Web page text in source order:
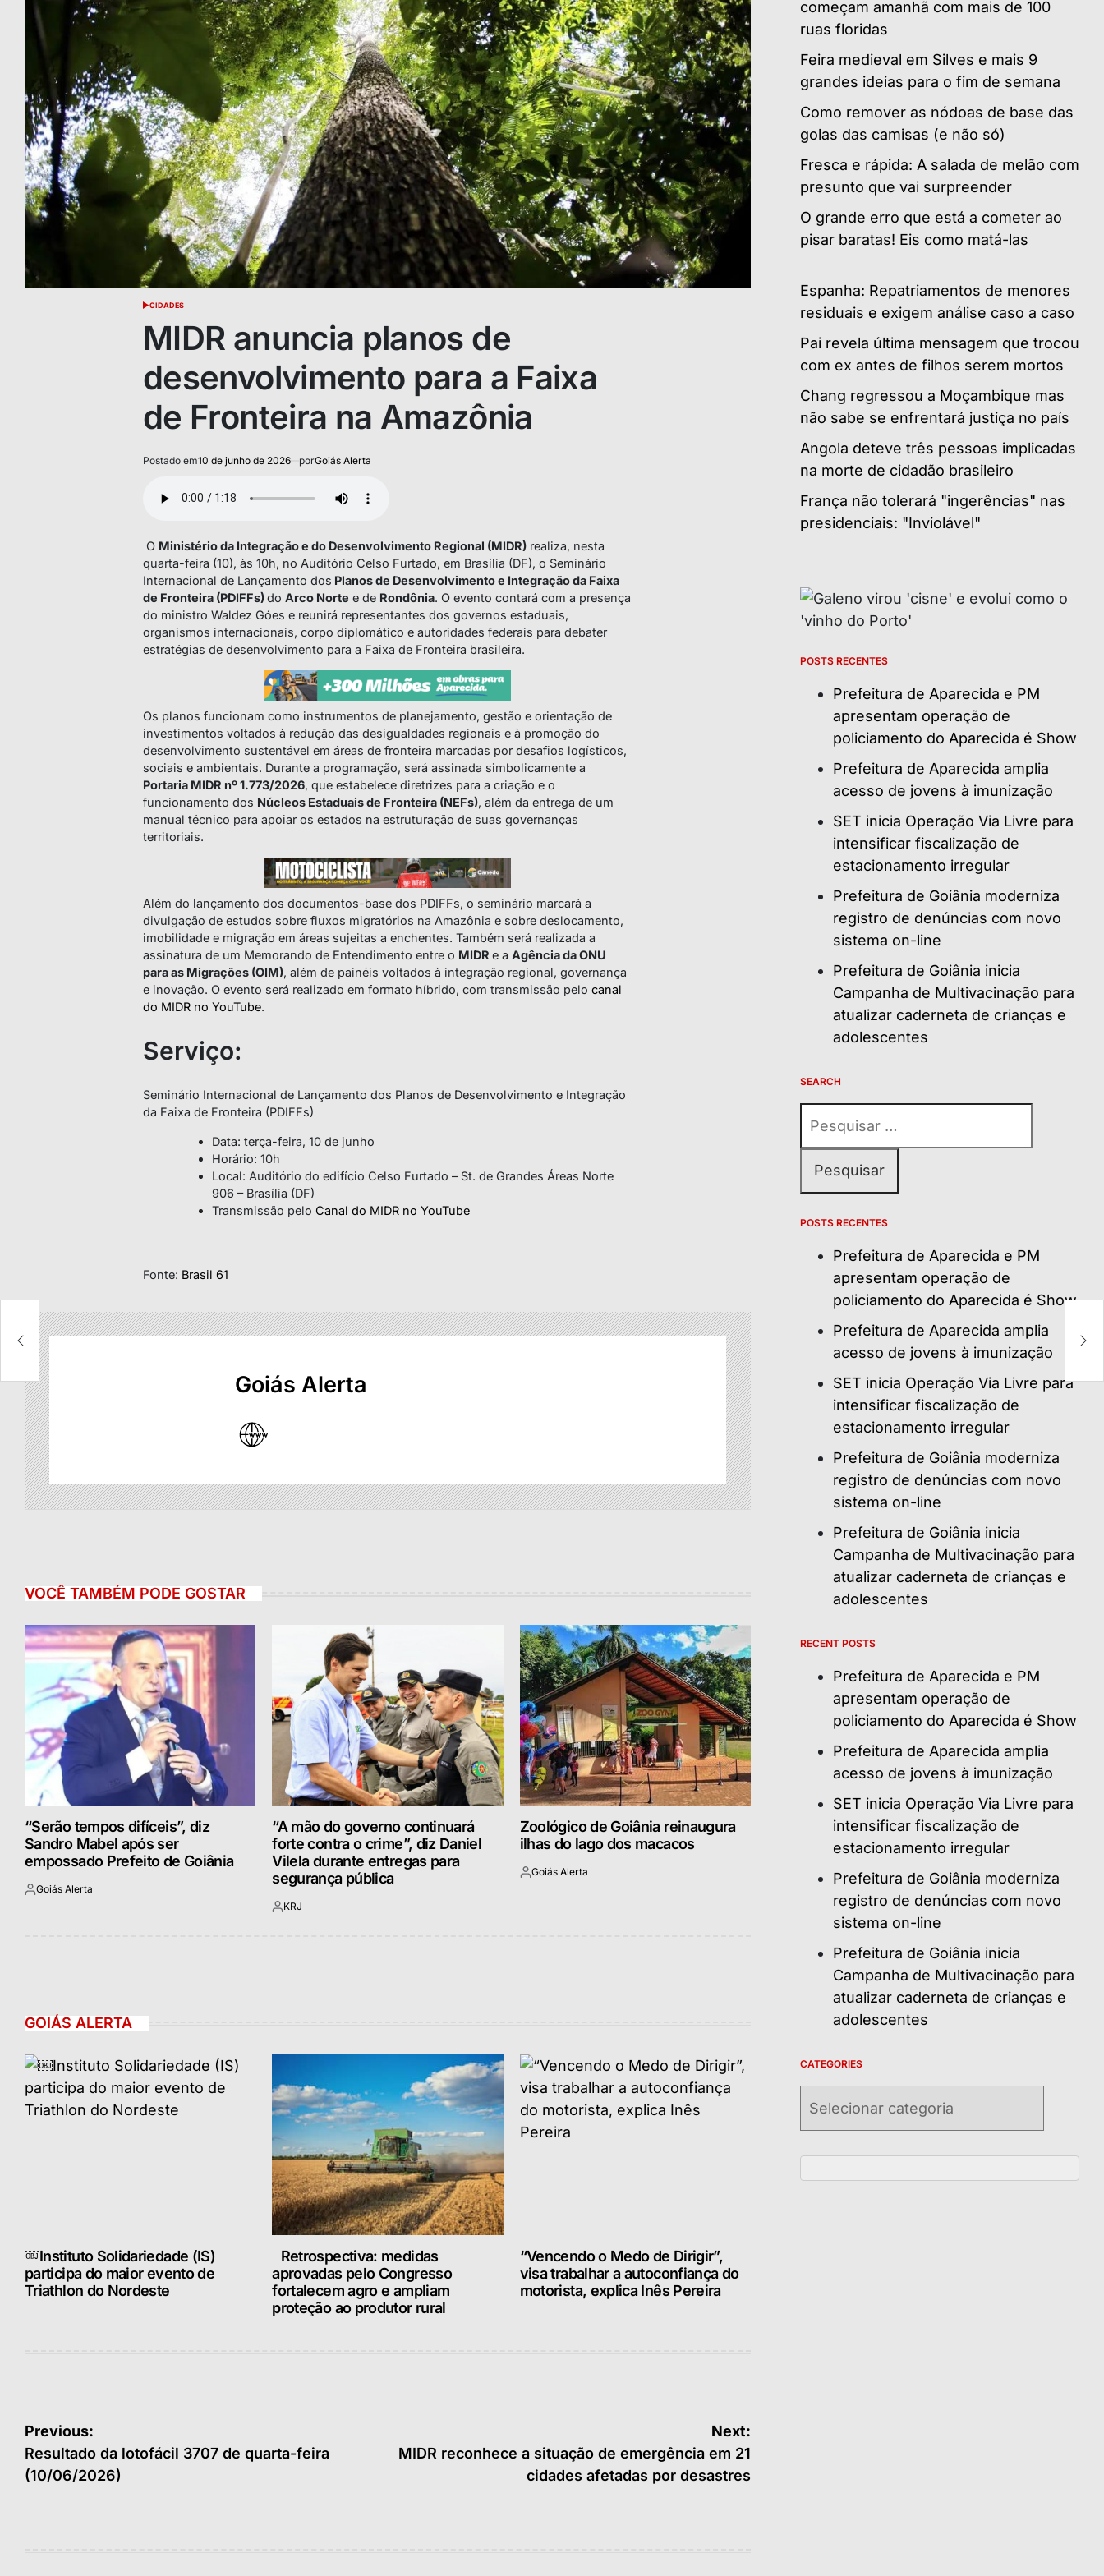
POSTED
CIDADES
MIDR anuncia planos de
desenvolvimento para a Faixa
de Fronteira na Amazônia
Postado em10 de junho de 2026 porGoiás Alerta
O Ministério da Integração e do Desenvolvimento Regional (MIDR) realiza, nesta
quarta-feira (10), às 10h, no Auditório Celso Furtado, em Brasília (DF), o Seminário
Internacional de Lançamento dos Planos de Desenvolvimento e Integração da Faixa
de Fronteira (PDIFFs)do Arco Norte e de Rondônia. O evento contará com a presença
do ministro Waldez Góes e reunirá representantes dos governos estaduais,
organismos internacionais, corpo diplomático e autoridades federais para debater
estratégias de desenvolvimento para a Faixa de Fronteira brasileira.
Os planos funcionam como instrumentos de planejamento, gestão e orientação de
investimentos voltados à redução das desigualdades regionais e à promoção do
desenvolvimento sustentável em áreas de fronteira marcadas por desafios logísticos,
sociais e ambientais. Durante a programação, será assinada simbolicamente a
Portaria MIDR nº 1.773/2026, que estabelece diretrizes para a criação e o
funcionamento dos Núcleos Estaduais de Fronteira (NEFs), além da entrega de um
manual técnico para apoiar os estados na estruturação de suas governanças
territoriais.
Além do lançamento dos documentos-base dos PDIFFs, o seminário marcará a
divulgação de estudos sobre fluxos migratórios na Amazônia e sobre deslocamento,
imobilidade e migração em áreas sujeitas a enchentes. Também será realizada a
assinatura de um Memorando de Entendimento entre o MIDR e a Agência da ONU
para as Migrações (OIM), além de painéis voltados à integração regional, governança
e inovação. O evento será realizado em formato híbrido, com transmissão pelo canal
do MIDR no YouTube.
Serviço:
Seminário Internacional de Lançamento dos Planos de Desenvolvimento e Integração
da Faixa de Fronteira (PDIFFs)
Data: terça-feira, 10 de junho
Horário: 10h
Local: Auditório do edifício Celso Furtado – St. de Grandes Áreas Norte
906 – Brasília (DF)
Transmissão pelo Canal do MIDR no YouTube
Fonte: Brasil 61
Goiás Alerta
VOCÊ TAMBÉM PODE GOSTAR
“Serão tempos difíceis”, diz
Sandro Mabel após ser
empossado Prefeito de Goiânia
Postado
Goiás Alerta
“A mão do governo continuará
forte contra o crime”, diz Daniel
Vilela durante entregas para
segurança pública
Postado
KRJ
Zoológico de Goiânia reinaugura
ilhas do lago dos macacos
Postado
Goiás Alerta
GOIÁS ALERTA
￼Instituto Solidariedade (IS)
participa do maior evento de
Triathlon do Nordeste
Retrospectiva: medidas
aprovadas pelo Congresso
fortalecem agro e ampliam
proteção ao produtor rural
“Vencendo o Medo de Dirigir”,
visa trabalhar a autoconfiança do
motorista, explica Inês Pereira
Navegação
de
Post
Previous:
Resultado da lotofácil 3707 de quarta-feira
(10/06/2026)
Next:
MIDR reconhece a situação de emergência em 21
cidades afetadas por desastres
começam amanhã com mais de 100
ruas floridas
Feira medieval em Silves e mais 9
grandes ideias para o fim de semana
Como remover as nódoas de base das
golas das camisas (e não só)
Fresca e rápida: A salada de melão com
presunto que vai surpreender
O grande erro que está a cometer ao
pisar baratas! Eis como matá-las
Espanha: Repatriamentos de menores
residuais e exigem análise caso a caso
Pai revela última mensagem que trocou
com ex antes de filhos serem mortos
Chang regressou a Moçambique mas
não sabe se enfrentará justiça no país
Angola deteve três pessoas implicadas
na morte de cidadão brasileiro
França não tolerará "ingerências" nas
presidenciais: "Inviolável"
POSTS RECENTES
Prefeitura de Aparecida e PM
apresentam operação de
policiamento do Aparecida é Show
Prefeitura de Aparecida amplia
acesso de jovens à imunização
SET inicia Operação Via Livre para
intensificar fiscalização de
estacionamento irregular
Prefeitura de Goiânia moderniza
registro de denúncias com novo
sistema on-line
Prefeitura de Goiânia inicia
Campanha de Multivacinação para
atualizar caderneta de crianças e
adolescentes
SEARCH
por:
POSTS RECENTES
Prefeitura de Aparecida e PM
apresentam operação de
policiamento do Aparecida é Show
Prefeitura de Aparecida amplia
acesso de jovens à imunização
SET inicia Operação Via Livre para
intensificar fiscalização de
estacionamento irregular
Prefeitura de Goiânia moderniza
registro de denúncias com novo
sistema on-line
Prefeitura de Goiânia inicia
Campanha de Multivacinação para
atualizar caderneta de crianças e
adolescentes
RECENT POSTS
Prefeitura de Aparecida e PM
apresentam operação de
policiamento do Aparecida é Show
Prefeitura de Aparecida amplia
acesso de jovens à imunização
SET inicia Operação Via Livre para
intensificar fiscalização de
estacionamento irregular
Prefeitura de Goiânia moderniza
registro de denúncias com novo
sistema on-line
Prefeitura de Goiânia inicia
Campanha de Multivacinação para
atualizar caderneta de crianças e
adolescentes
CATEGORIES